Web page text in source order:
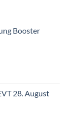
Booster
28. August